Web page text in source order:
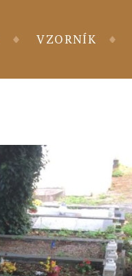
VZORNÍK